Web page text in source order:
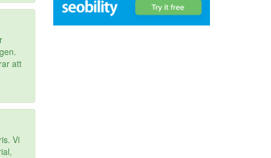
att
Vi